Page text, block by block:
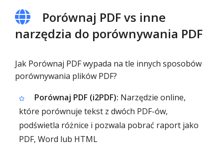
Porównaj PDF vs inne
narzędzia do porównywania PDF
Jak Porównaj PDF wypada na tle innych sposobów
porównywania plików PDF?
Porównaj PDF (i2PDF): Narzędzie online,
które porównuje tekst z dwóch PDF-ów,
podświetla różnice i pozwala pobrać raport jako
PDF, Word lub HTML